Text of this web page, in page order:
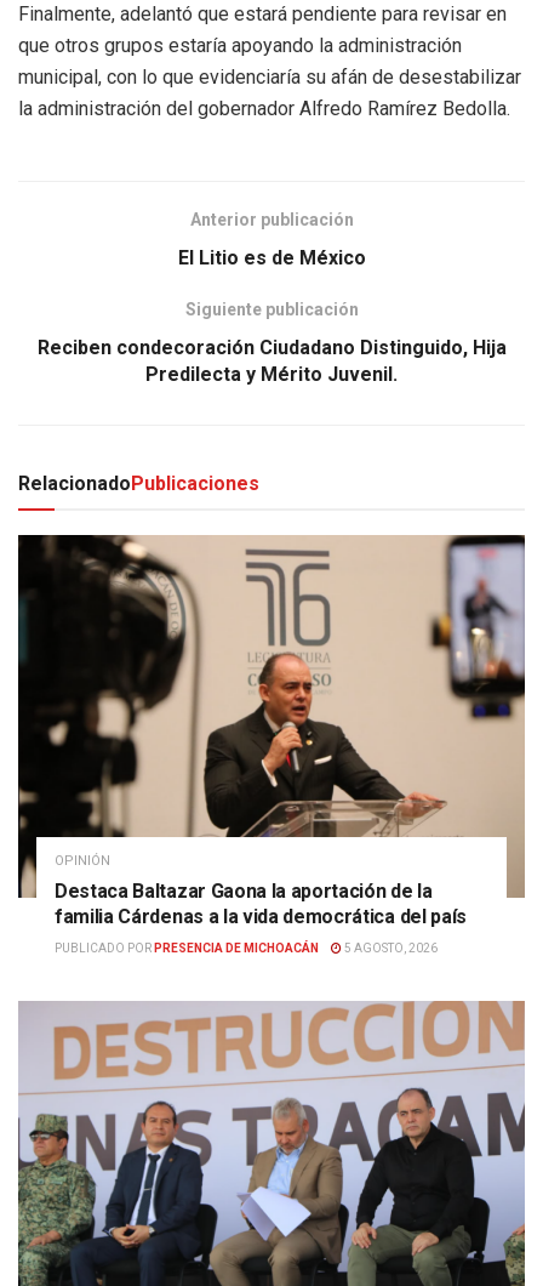
Finalmente, adelantó que estará pendiente para revisar en
que otros grupos estaría apoyando la administración
municipal, con lo que evidenciaría su afán de desestabilizar
la administración del gobernador Alfredo Ramírez Bedolla.
Anterior publicación
El Litio es de México
Siguiente publicación
Reciben condecoración Ciudadano Distinguido, Hija
Predilecta y Mérito Juvenil.
RelacionadoPublicaciones
OPINIÓN
Destaca Baltazar Gaona la aportación de la
familia Cárdenas a la vida democrática del país
PUBLICADO POR PRESENCIA DE MICHOACÁN 5 AGOSTO, 2026